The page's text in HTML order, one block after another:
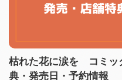
枯れた花に涙を コミッ
典・発売日・予約情報